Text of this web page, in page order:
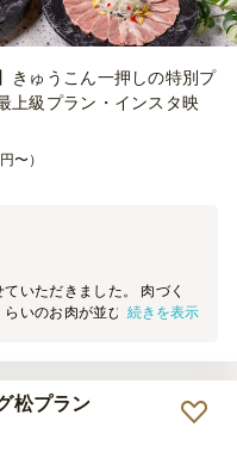
きゅうこん一押しの特別プ
上級プラン・インスタ映
〜）
いただきました。 肉づく
いのお肉が並びました。
うございました。
続きを表示
松プラン